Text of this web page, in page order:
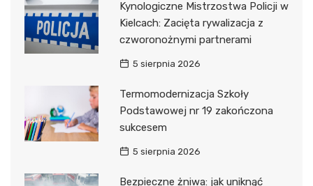
Kynologiczne Mistrzostwa Policji w
Kielcach: Zacięta rywalizacja z
czworonożnymi partnerami
5 sierpnia 2026
Termomodernizacja Szkoły
Podstawowej nr 19 zakończona
sukcesem
5 sierpnia 2026
Bezpieczne żniwa: jak uniknąć